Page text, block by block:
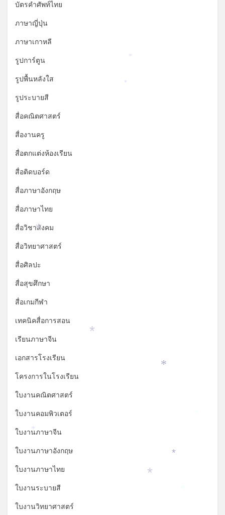
บัตรคำศัพท์ไทย
ภาษาญี่ปุ่น
ภาษาเกาหลี
รูปการ์ตูน
รูปพื้นหลังใส
รูประบายสี
สื่อคณิตศาสตร์
สื่องานครู
สื่อตกแต่งห้องเรียน
สื่อติดบอร์ด
สื่อภาษาอังกฤษ
สื่อภาษาไทย
สื่อวิชาสังคม
สื่อวิทยาศาสตร์
สื่อศิลปะ
สื่อสุขศึกษา
สื่อเกมกีฬา
เทคนิคสื่อการสอน
เรียนภาษาจีน
เอกสารโรงเรียน
โครงการในโรงเรียน
ใบงานคณิตศาสตร์
ใบงานคอมพิวเตอร์
ใบงานภาษาจีน
ใบงานภาษาอังกฤษ
ใบงานภาษาไทย
ใบงานระบายสี
ใบงานวิทยาศาสตร์
*